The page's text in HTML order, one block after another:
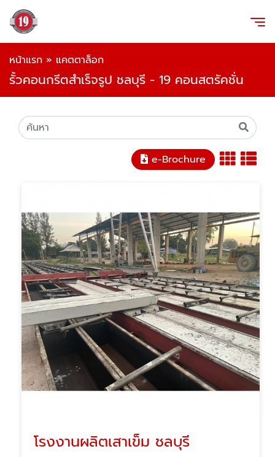
หน้าแรก » แคตตาล็อก
รั้วคอนกรีตสำเร็จรูป ชลบุรี - 19 คอนสตรัคชั่น
e-Brochure
โรงงานผลิตเสาเข็ม ชลบุรี